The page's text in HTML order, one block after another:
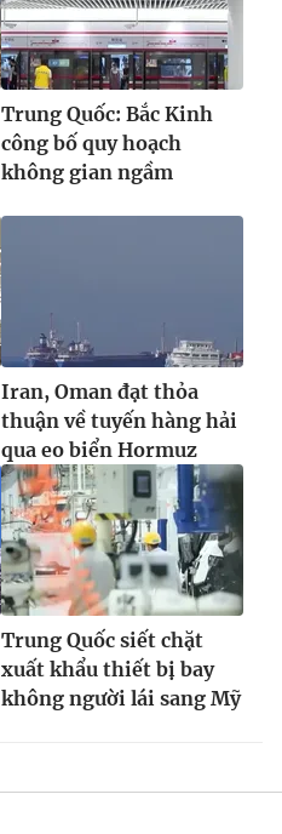
Trung Quốc: Bắc Kinh
công bố quy hoạch
không gian ngầm
Iran, Oman đạt thỏa
thuận về tuyến hàng hải
qua eo biển Hormuz
Trung Quốc siết chặt
xuất khẩu thiết bị bay
không người lái sang Mỹ